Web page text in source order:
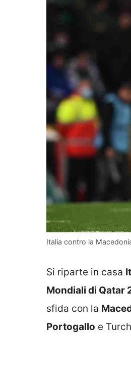
Italia contro la
Si riparte in casa
Mondiali di Qatar
sfida con la
Portogallo e